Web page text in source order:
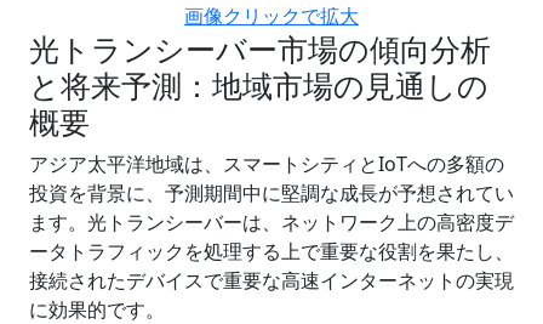
画像クリックで拡大
光トランシーバー市場の傾向分析
と将来予測：地域市場の見通しの
概要
アジア太平洋地域は、スマートシティとIoTへの多額の
投資を背景に、予測期間中に堅調な成長が予想されてい
ます。光トランシーバーは、ネットワーク上の高密度デ
ータトラフィックを処理する上で重要な役割を果たし、
接続されたデバイスで重要な高速インターネットの実現
に効果的です。